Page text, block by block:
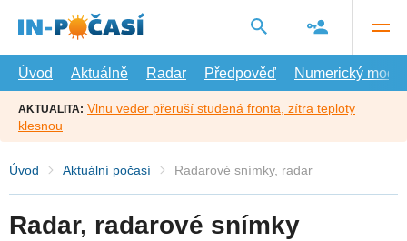
hlavní
Úvod
Aktuálně Radar Předpověď Numerický model
AKTUALITA: Vlnu veder přeruší studená fronta, zítra teploty
klesnou
Úvod Aktuální počasí Radarové snímky, radar
Radar, radarové snímky